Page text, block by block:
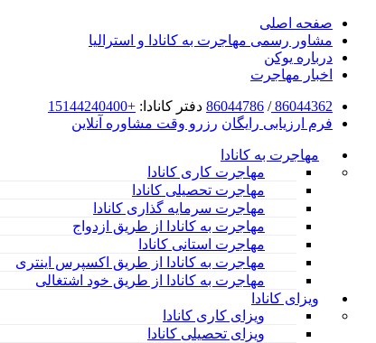
صفحه اصلی
مشاور رسمی مهاجرت به کانادا و استرالیا
درباره یوکن
اخبار مهاجرت
86044362
/
86044786 دفتر کانادا: +15144240400
فرم ارزیابی رایگان رزرو وقت مشاوره آنلاین
مهاجرت به کانادا
مهاجرت کاری کانادا
مهاجرت تحصیلی کانادا
مهاجرت سرمایه گذاری کانادا
مهاجرت به کانادا از طریق ازدواج
مهاجرت استانی کانادا
مهاجرت به کانادا از طریق اکسپرس اینتری
مهاجرت به کانادا از طریق خود اشتغالی
ویزای کانادا
ویزای کاری کانادا
ویزای تحصیلی کانادا